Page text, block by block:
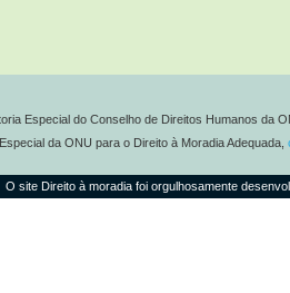
Especial do Conselho de Direitos Humanos da
da ONU para o Direito à Moradia Adequada,
O site Direito à moradia foi orgulhosamente